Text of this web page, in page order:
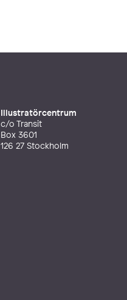
Illustratörcentrum
c/o Transit
Box 3601
126 27 Stockholm